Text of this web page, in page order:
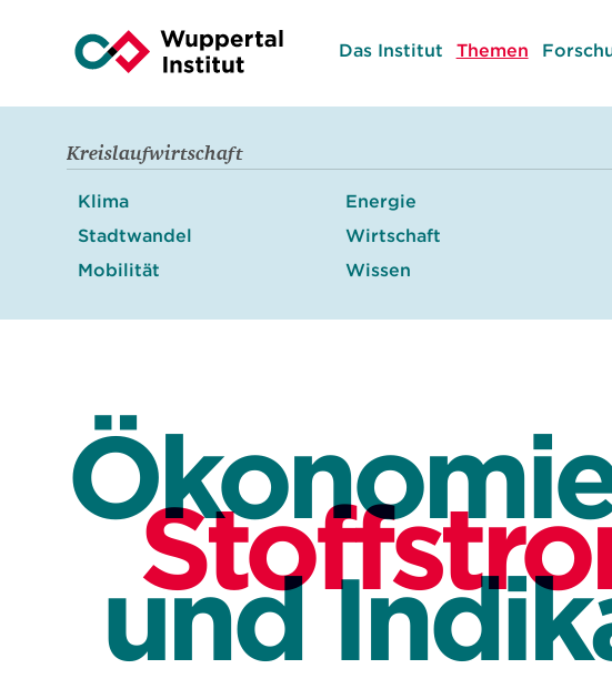
Das Institut Themen
Kreislaufwirtschaft
Klima Energie
Stadtwandel
Wirtschaft
Mobilität
Wissen
und